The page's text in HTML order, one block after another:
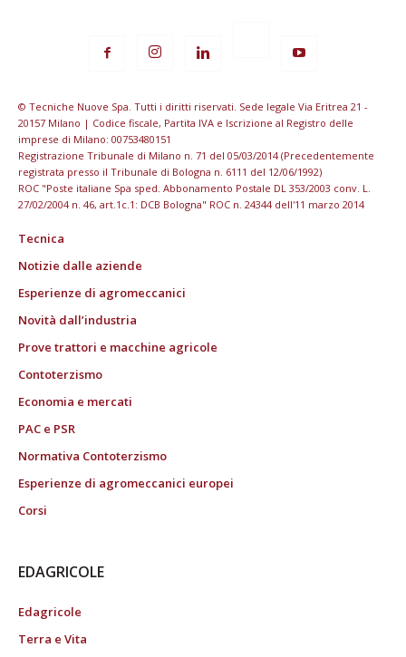
© Tecniche Nuove Spa. Tutti i diritti riservati. Sede legale Via Eritrea 21 -
20157 Milano | Codice fiscale, Partita IVA e Iscrizione al Registro delle
imprese di Milano: 00753480151
Registrazione Tribunale di Milano n. 71 del 05/03/2014 (Precedentemente
registrata presso il Tribunale di Bologna n. 6111 del 12/06/1992)
ROC "Poste italiane Spa sped. Abbonamento Postale DL 353/2003 conv. L.
27/02/2004 n. 46, art.1c.1: DCB Bologna" ROC n. 24344 dell'11 marzo 2014
Tecnica
Notizie dalle aziende
Esperienze di agromeccanici
Novità dall’industria
Prove trattori e macchine agricole
Contoterzismo
Economia e mercati
PAC e PSR
Normativa Contoterzismo
Esperienze di agromeccanici europei
Corsi
EDAGRICOLE
Edagricole
Terra e Vita